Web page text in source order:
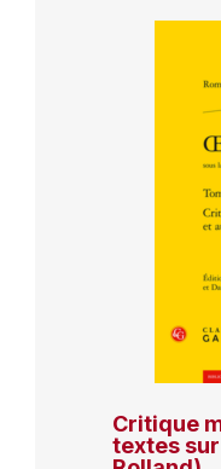
Critique
textes